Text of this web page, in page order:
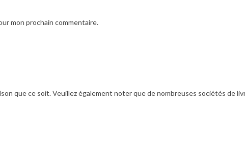
mon prochain commentaire.
que ce soit. Veuillez également noter que de nombreuses sociétés de